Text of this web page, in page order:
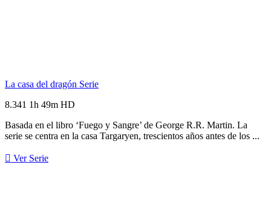
La casa del dragón Serie
8.341 1h 49m HD
Basada en el libro ‘Fuego y Sangre’ de George R.R. Martin. La
serie se centra en la casa Targaryen, trescientos años antes de los ...
Ver Serie